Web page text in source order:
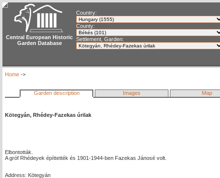
Central European Historic
Garden Database
Country:
County:
Settlement, Garden:
Home ->
Garden description Images Map
Kötegyán, Rhédey-Fazekas úrilak
Elbontották.
A gróf Rhédeyek építtették és 1901-1944-ben Fazekas Jánosé volt.
Address: Kötegyán